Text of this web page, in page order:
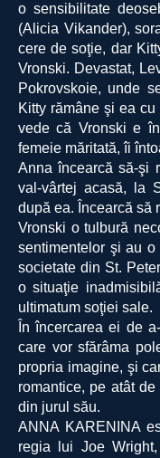
o sensibilitate
(Alicia Vikander),
cere de soţie, dar
Vronski. Devastat,
Pokrovskoie, unde
Kitty rămâne şi ea
vede că Vronski e
femeie măritată, îi
Anna încearcă să-şi
val-vârtej acasă, la
după ea. Încearcă să
Vronski o tulbură
sentimentelor şi au
societate din St.
o situaţie
ultimatum soţiei sale.
În încercarea ei de
care vor sfărâma
propria imagine, şi
romantice, pe atât
din jurul său.
ANNA KARENINA
regia lui Joe